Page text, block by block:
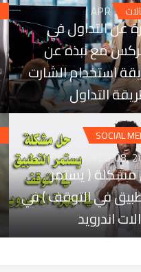
APR 30,
عن التداول في
مع نبذه عن
استخدام الشارت
التداول
SOCIAL
FEB 08,
( يستمر
في التوقف ) في
اندرويد